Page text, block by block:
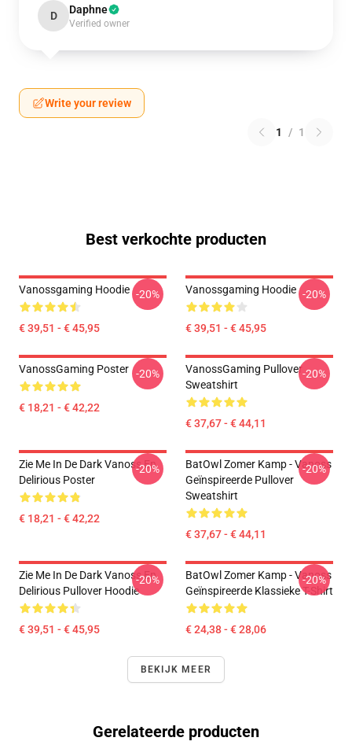
D Daphne
Verified owner
Write your review
1 / 1
Best verkochte producten
Vanossgaming Hoodie
€ 39,51 - € 45,95
-20% Vanossgaming Hoodie
€ 39,51 - € 45,95
-20%
VanossGaming Poster
€ 18,21 - € 42,22
-20%
VanossGaming Pullover
Sweatshirt
€ 37,67 - € 44,11
-20%
Zie Me In De Dark Vanoss En
Delirious Poster
€ 18,21 - € 42,22
-20%
BatOwl Zomer Kamp - Vanoss
Geïnspireerde Pullover
Sweatshirt
€ 37,67 - € 44,11
-20%
Zie Me In De Dark Vanoss En
Delirious Pullover Hoodie
€ 39,51 - € 45,95
-20%
BatOwl Zomer Kamp - Vanoss
Geïnspireerde Klassieke T-Shirt
€ 24,38 - € 28,06
-20%
BEKIJK MEER
Gerelateerde producten